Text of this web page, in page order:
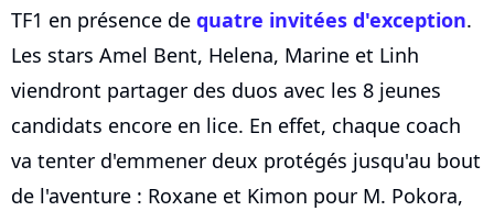
TF1 en présence de quatre invitées d'exception.
Les stars Amel Bent, Helena, Marine et Linh
viendront partager des duos avec les 8 jeunes
candidats encore en lice. En effet, chaque coach
va tenter d'emmener deux protégés jusqu'au bout
de l'aventure : Roxane et Kimon pour M. Pokora,